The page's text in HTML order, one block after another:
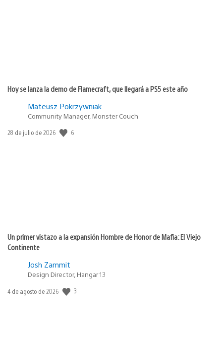
Hoy se lanza la demo de Flamecraft, que llegará a PS5 este año
Mateusz Pokrzywniak
Community Manager, Monster Couch
Fecha
28 de julio de 2026 6
Un primer vistazo a la expansión Hombre de Honor de Mafia: El Viejo
Continente
Josh Zammit
Design Director, Hangar 13
Fecha
4 de agosto de 2026 3